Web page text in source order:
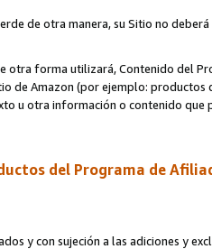
de otra manera, su Sitio no
otra forma utilizará, Contenido del
de Amazon (por ejemplo:
u otra información o contenido
del Programa de
y con sujeción a las adiciones y